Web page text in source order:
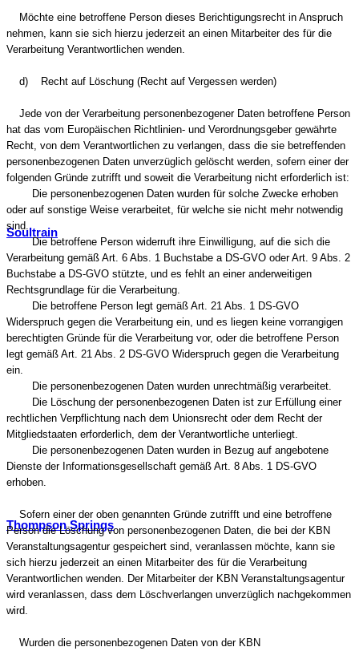
Soultrain
Thompson Springs
Möchte eine betroffene Person dieses Berichtigungsrecht in Anspruch
nehmen, kann sie sich hierzu jederzeit an einen Mitarbeiter des für die
Verarbeitung Verantwortlichen wenden.
d) Recht auf Löschung (Recht auf Vergessen werden)
Jede von der Verarbeitung personenbezogener Daten betroffene Person
hat das vom Europäischen Richtlinien- und Verordnungsgeber gewährte
Recht, von dem Verantwortlichen zu verlangen, dass die sie betreffenden
personenbezogenen Daten unverzüglich gelöscht werden, sofern einer der
folgenden Gründe zutrifft und soweit die Verarbeitung nicht erforderlich ist:
Die personenbezogenen Daten wurden für solche Zwecke erhoben
oder auf sonstige Weise verarbeitet, für welche sie nicht mehr notwendig
sind.
Die betroffene Person widerruft ihre Einwilligung, auf die sich die
Verarbeitung gemäß Art. 6 Abs. 1 Buchstabe a DS-GVO oder Art. 9 Abs. 2
Buchstabe a DS-GVO stützte, und es fehlt an einer anderweitigen
Rechtsgrundlage für die Verarbeitung.
Die betroffene Person legt gemäß Art. 21 Abs. 1 DS-GVO
Widerspruch gegen die Verarbeitung ein, und es liegen keine vorrangigen
berechtigten Gründe für die Verarbeitung vor, oder die betroffene Person
legt gemäß Art. 21 Abs. 2 DS-GVO Widerspruch gegen die Verarbeitung
ein.
Die personenbezogenen Daten wurden unrechtmäßig verarbeitet.
Die Löschung der personenbezogenen Daten ist zur Erfüllung einer
rechtlichen Verpflichtung nach dem Unionsrecht oder dem Recht der
Mitgliedstaaten erforderlich, dem der Verantwortliche unterliegt.
Die personenbezogenen Daten wurden in Bezug auf angebotene
Dienste der Informationsgesellschaft gemäß Art. 8 Abs. 1 DS-GVO
erhoben.
Sofern einer der oben genannten Gründe zutrifft und eine betroffene
Person die Löschung von personenbezogenen Daten, die bei der KBN
Veranstaltungsagentur gespeichert sind, veranlassen möchte, kann sie
sich hierzu jederzeit an einen Mitarbeiter des für die Verarbeitung
Verantwortlichen wenden. Der Mitarbeiter der KBN Veranstaltungsagentur
wird veranlassen, dass dem Löschverlangen unverzüglich nachgekommen
wird.
Wurden die personenbezogenen Daten von der KBN